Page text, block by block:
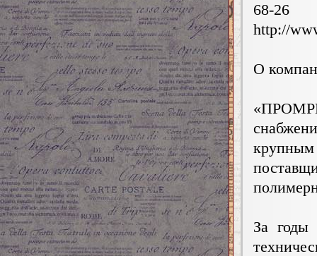
68-
http://
О
За годы